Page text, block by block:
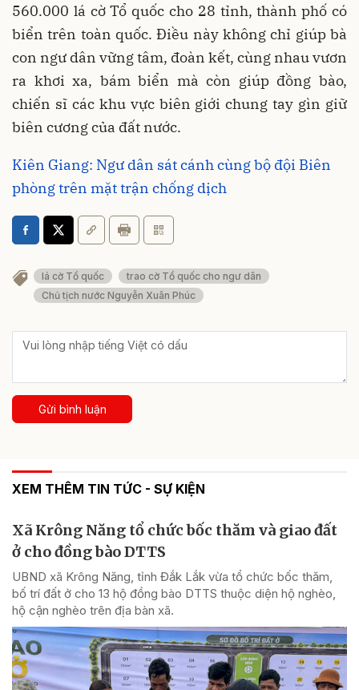
560.000 lá cờ Tổ quốc cho 28 tỉnh, thành phố có
biển trên toàn quốc. Điều này không chỉ giúp bà
con ngư dân vững tâm, đoàn kết, cùng nhau vươn
ra khơi xa, bám biển mà còn giúp đồng bào,
chiến sĩ các khu vực biên giới chung tay gìn giữ
biên cương của đất nước.
Kiên Giang: Ngư dân sát cánh cùng bộ đội Biên
phòng trên mặt trận chống dịch
lá cờ Tổ quốc
trao cờ Tổ quốc cho ngư dân
Chủ tịch nước Nguyễn Xuân Phúc
Gửi bình luận
XEM THÊM TIN TỨC - SỰ KIỆN
Xã Krông Năng tổ chức bốc thăm và giao đất
ở cho đồng bào DTTS
UBND xã Krông Năng, tỉnh Đắk Lắk vừa tổ chức bốc thăm,
bố trí đất ở cho 13 hộ đồng bào DTTS thuộc diện hộ nghèo,
hộ cận nghèo trên địa bàn xã.